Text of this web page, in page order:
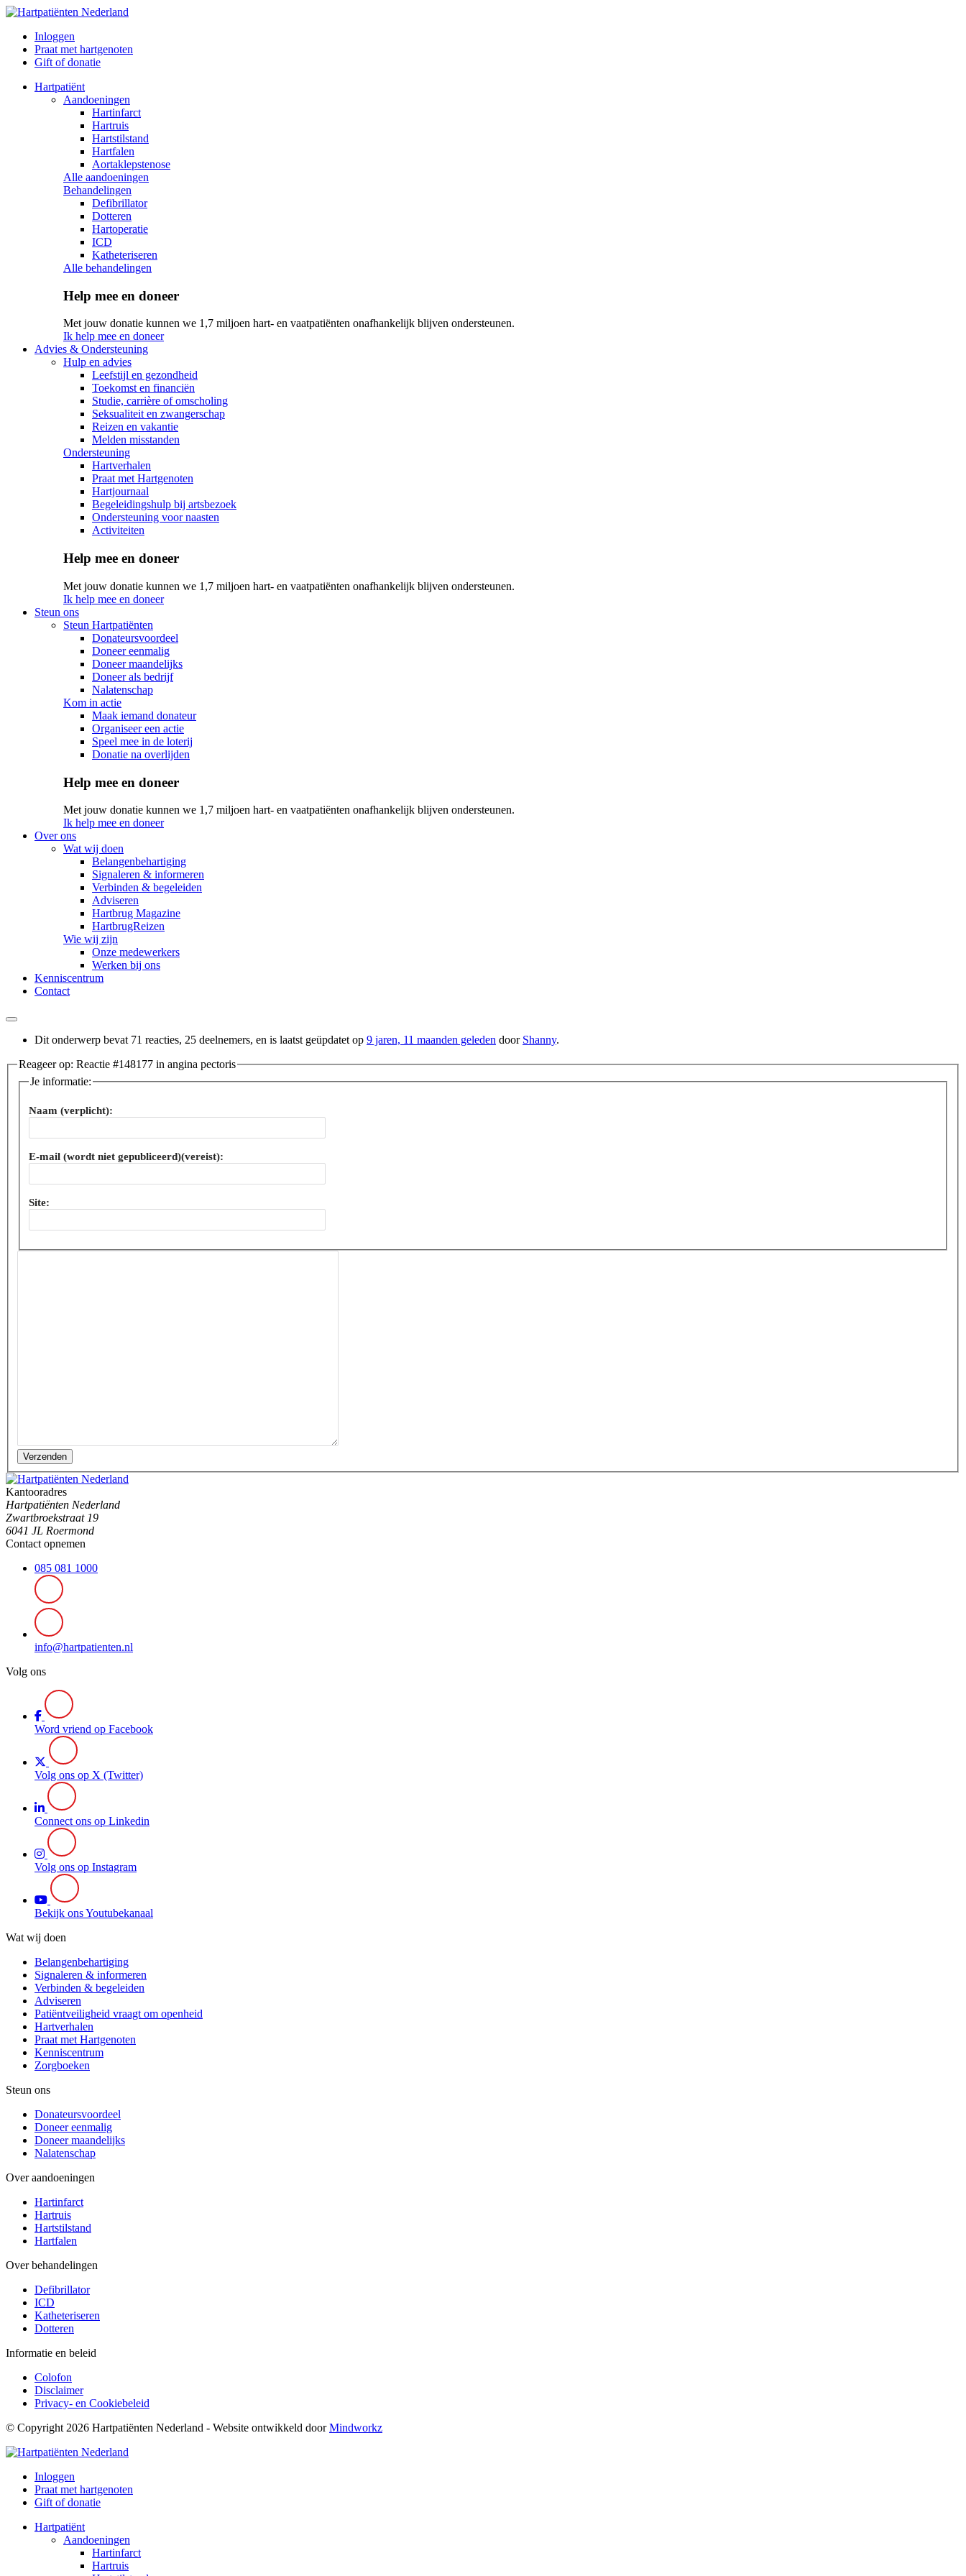
Inloggen
Praat met hartgenoten
Gift of donatie
Hartpatiënt
Aandoeningen
Hartinfarct
Hartruis
Hartstilstand
Hartfalen
Aortaklepstenose
Alle aandoeningen
Behandelingen
Defibrillator
Dotteren
Hartoperatie
ICD
Katheteriseren
Alle behandelingen
Help mee en doneer
Met jouw donatie kunnen we 1,7 miljoen hart- en vaatpatiënten onafhankelijk blijven ondersteunen.
Ik help mee en doneer
Advies & Ondersteuning
Hulp en advies
Leefstijl en gezondheid
Toekomst en financiën
Studie, carrière of omscholing
Seksualiteit en zwangerschap
Reizen en vakantie
Melden misstanden
Ondersteuning
Hartverhalen
Praat met Hartgenoten
Hartjournaal
Begeleidingshulp bij artsbezoek
Ondersteuning voor naasten
Activiteiten
Help mee en doneer
Met jouw donatie kunnen we 1,7 miljoen hart- en vaatpatiënten onafhankelijk blijven ondersteunen.
Ik help mee en doneer
Steun ons
Steun Hartpatiënten
Donateursvoordeel
Doneer eenmalig
Doneer maandelijks
Doneer als bedrijf
Nalatenschap
Kom in actie
Maak iemand donateur
Organiseer een actie
Speel mee in de loterij
Donatie na overlijden
Help mee en doneer
Met jouw donatie kunnen we 1,7 miljoen hart- en vaatpatiënten onafhankelijk blijven ondersteunen.
Ik help mee en doneer
Over ons
Wat wij doen
Belangenbehartiging
Signaleren & informeren
Verbinden & begeleiden
Adviseren
Hartbrug Magazine
HartbrugReizen
Wie wij zijn
Onze medewerkers
Werken bij ons
Kenniscentrum
Contact
Dit onderwerp bevat 71 reacties, 25 deelnemers, en is laatst geüpdatet op 9 jaren, 11 maanden geleden door Shanny.
Reageer op: Reactie #148177 in angina pectoris
Je informatie:
Naam (verplicht):
E-mail (wordt niet gepubliceerd)(vereist):
Site:
Verzenden
Kantooradres
Hartpatiënten Nederland
Zwartbroekstraat 19
6041 JL Roermond
Contact opnemen
085 081 1000
info@hartpatienten.nl
Volg ons
Word vriend op Facebook
Volg ons op X (Twitter)
Connect ons op Linkedin
Volg ons op Instagram
Bekijk ons Youtubekanaal
Wat wij doen
Belangenbehartiging
Signaleren & informeren
Verbinden & begeleiden
Adviseren
Patiëntveiligheid vraagt om openheid
Hartverhalen
Praat met Hartgenoten
Kenniscentrum
Zorgboeken
Steun ons
Donateursvoordeel
Doneer eenmalig
Doneer maandelijks
Nalatenschap
Over aandoeningen
Hartinfarct
Hartruis
Hartstilstand
Hartfalen
Over behandelingen
Defibrillator
ICD
Katheteriseren
Dotteren
Informatie en beleid
Colofon
Disclaimer
Privacy- en Cookiebeleid
© Copyright 2026 Hartpatiënten Nederland - Website ontwikkeld doorMindworkz
Inloggen
Praat met hartgenoten
Gift of donatie
Hartpatiënt
Aandoeningen
Hartinfarct
Hartruis